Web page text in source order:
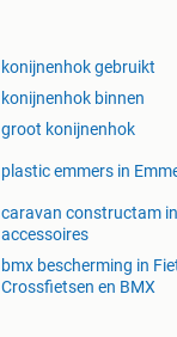
konijnenhok gebruikt
konijnenhok binnen
groot konijnenhok
plastic emmers in
caravan constructam
accessoires
bmx bescherming in
Crossfietsen en BMX